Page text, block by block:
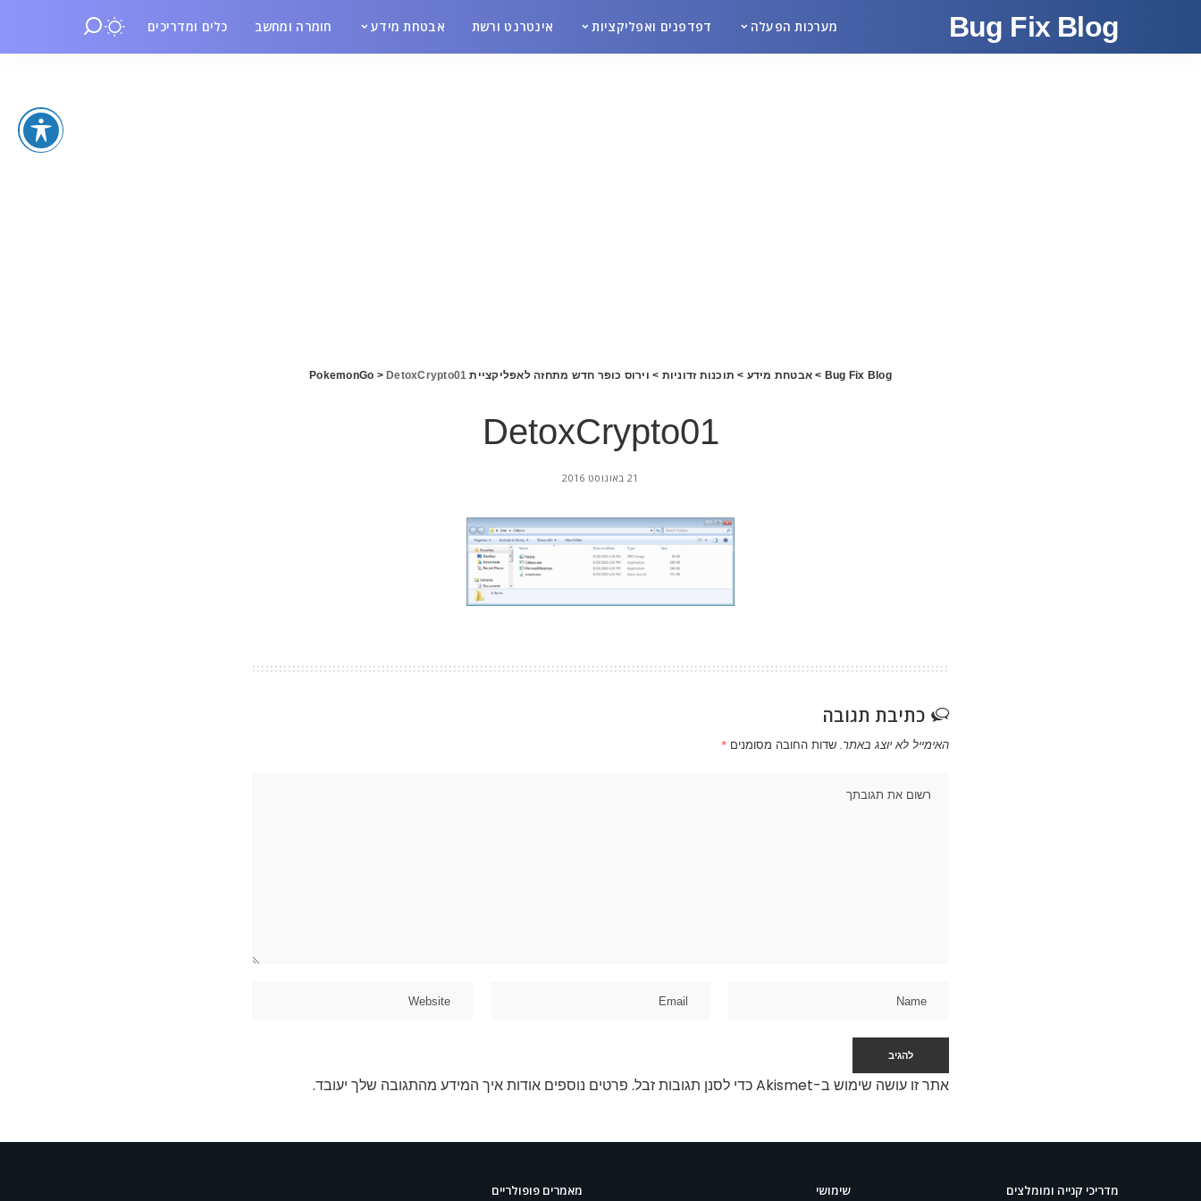
Bug Fix Blog מערכות הפעלה דפדפנים ואפליקציות אינטרנט ורשת אבטחת מידע חומרה ומחשב כלים ומדריכים
Bug Fix Blog
> אבטחת מידע > תוכנות זדוניות > וירוס כופר חדש מתחזה לאפליקציית PokemonGo > DetoxCrypto01
DetoxCrypto01
21 באוגוסט 2016
כתיבת תגובה
האימייל לא יוצג באתר. שדות החובה מסומנים *
אתר זו עושה שימוש ב-Akismet כדי לסנן תגובות זבל. פרטים נוספים אודות איך המידע מהתגובה שלך יעובד.
מדריכי קנייה ומומלצים שימושי מאמרים פופולריים